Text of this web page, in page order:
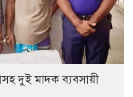
দুই মাদক ব্যবসায়ী